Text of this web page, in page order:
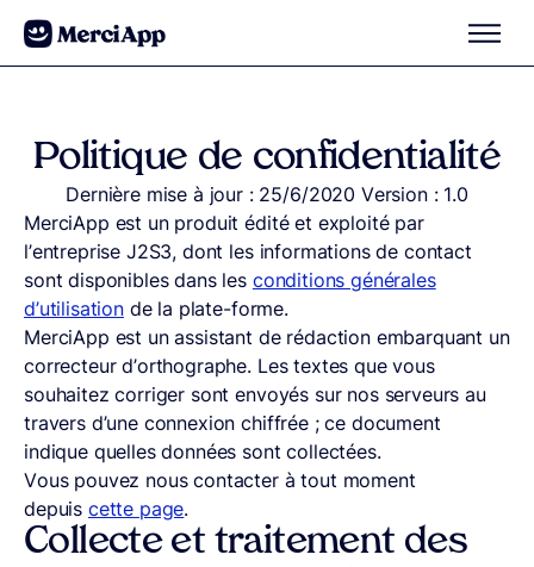
Aller au contenu
Politique de confidentialité
Dernière mise à jour : 25/6/2020 Version : 1.0
MerciApp est un produit édité et exploité par
l’entreprise J2S3, dont les informations de contact
sont disponibles dans les conditions générales
d’utilisationde la plate-forme.
MerciApp est un assistant de rédaction embarquant un
correcteur d’orthographe. Les textes que vous
souhaitez corriger sont envoyés sur nos serveurs au
travers d’une connexion chiffrée ; ce document
indique quelles données sont collectées.
Vous pouvez nous contacter à tout moment
depuis cette page.
Collecte et traitement des